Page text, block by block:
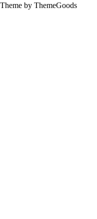
by ThemeGoods